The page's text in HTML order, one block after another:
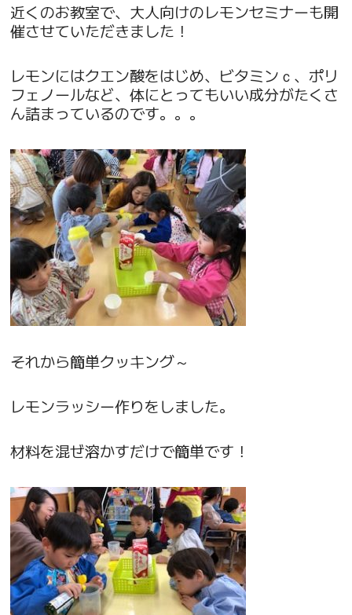
近くのお教室で、大人向けのレモンセミナーも開
催させていただきました！
レモンにはクエン酸をはじめ、ビタミンｃ、ポリ
フェノールなど、体にとってもいい成分がたくさ
ん詰まっているのです。。。
それから簡単クッキング～
レモンラッシー作りをしました。
材料を混ぜ溶かすだけで簡単です！